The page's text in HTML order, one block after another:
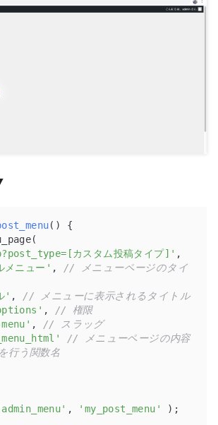
( ) {
カスタム投稿タイプ]' ,
メニュー' ,
// メニューページのタイ
' ,
// メニューに表示されるタイトル
,
// 権限
,
// スラッグ
// メニューページの内容
行う関数名
, 'my_post_menu' );